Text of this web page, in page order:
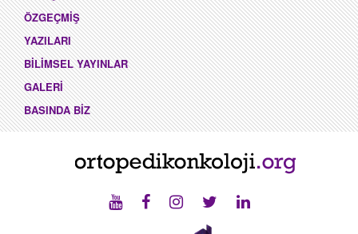
ÖZGEÇMİŞ
YAZILARI
BİLİMSEL YAYINLAR
GALERİ
BASINDA BİZ